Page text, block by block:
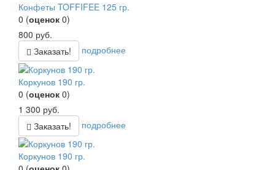
Конфеты TOFFIFEE 125 гр.
0 (оценок 0)
800 руб.
Заказать!
подробнее
Коркунов 190 гр.
0 (оценок 0)
1 300 руб.
Заказать!
подробнее
Коркунов 190 гр.